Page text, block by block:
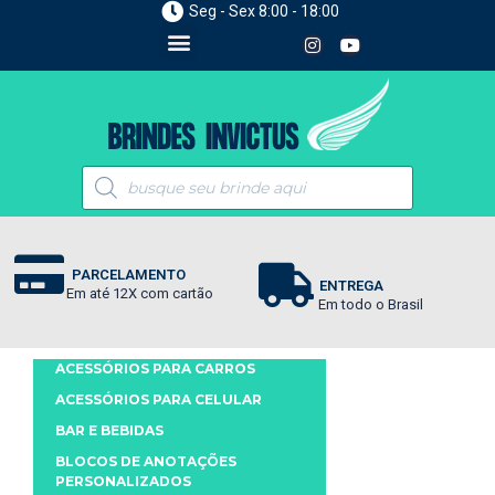
Seg - Sex 8:00 - 18:00
PARCELAMENTO
Em até 12X com cartão
ENTREGA
Em todo o Brasil
ACESSÓRIOS PARA CARROS
ACESSÓRIOS PARA CELULAR
BAR E BEBIDAS
BLOCOS DE ANOTAÇÕES
PERSONALIZADOS